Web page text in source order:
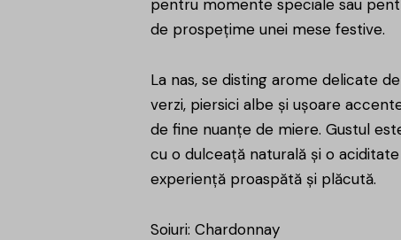
pentru momente speciale sau
de prospețime unei mese festive.
La nas, se disting arome delicate
verzi, piersici albe și ușoare
de fine nuanțe de miere. Gustul
cu o dulceață naturală și o
experiență proaspătă și plăcută.
Soiuri: Chardonnay